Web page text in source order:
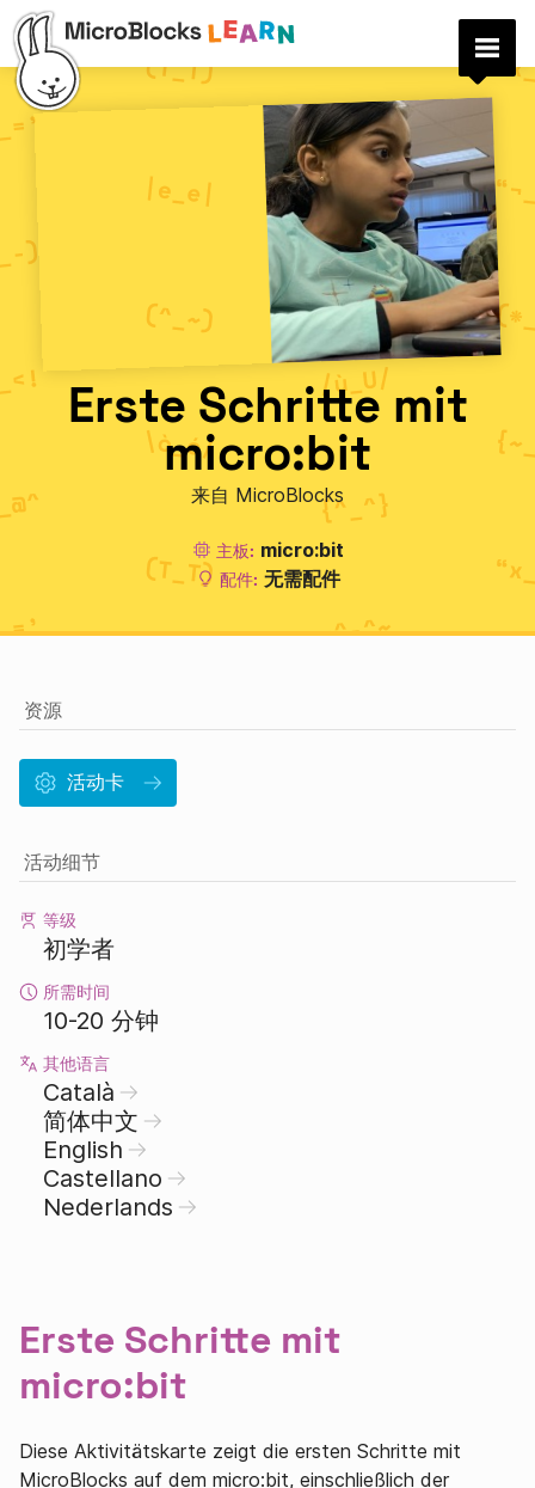
Erste Schritte mit
micro:bit
来自 MicroBlocks
主板: micro:bit
配件: 无需配件
资源
活动卡
活动细节
等级
初学者
所需时间
10-20 分钟
其他语言
Català
简体中文
English
Castellano
Nederlands
Erste Schritte mit
micro:bit
Diese Aktivitätskarte zeigt die ersten Schritte mit
MicroBlocks auf dem micro:bit, einschließlich der